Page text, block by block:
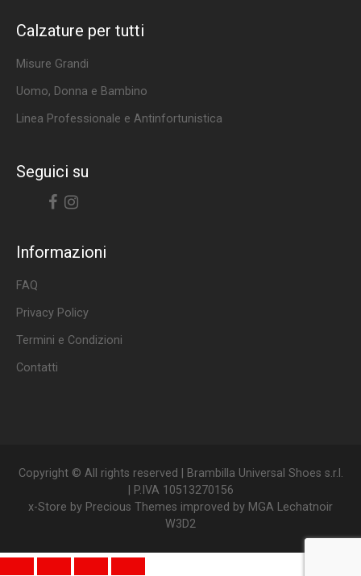
Calzature per tutti
Misure Grandi
Uomo, Donna e Bambino
Linea Professionale e Antinfortunistica
Seguici su
Informazioni
FAQ
Privacy Policy
Termini e Condizioni
Contatti
Copyright © All rights reserved | Brambilla Universal Shoes s.r.l.
| P.IVA 10513270156
x-Store by Precious Themes improved by MGA Lechatnoir
W3D2